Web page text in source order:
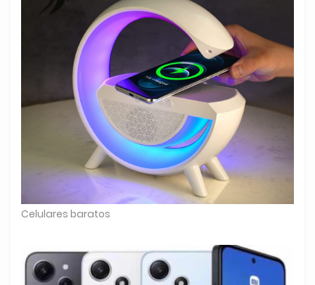
Celulares baratos